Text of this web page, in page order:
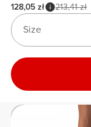
128,05 zł 213,41 zł
Size